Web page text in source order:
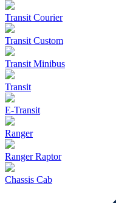
Transit Courier
Transit Custom
Transit Minibus
Transit
E-Transit
Ranger
Ranger Raptor
Chassis Cab